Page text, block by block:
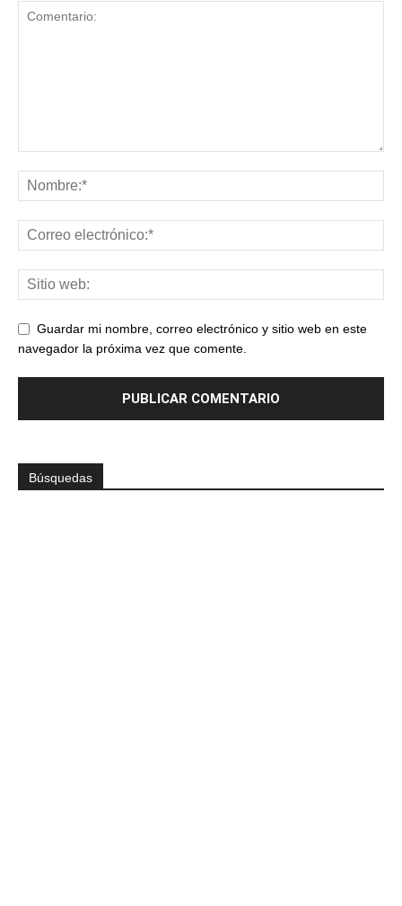
Guardar mi nombre, correo electrónico y sitio web en este
navegador la próxima vez que comente.
Búsquedas